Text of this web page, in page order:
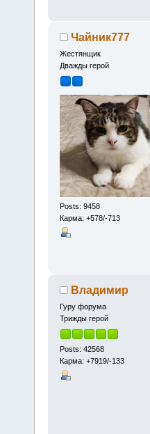
Чайник777
Жестянщик
Дважды герой
Posts: 9458
Карма: +578/-713
Владимир
Гуру форума
Трижды герой
Posts: 42568
Карма: +7919/-133